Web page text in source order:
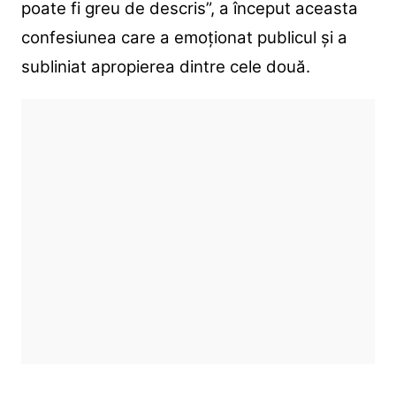
poate fi greu de descris”, a început aceasta
confesiunea care a emoționat publicul și a
subliniat apropierea dintre cele două.